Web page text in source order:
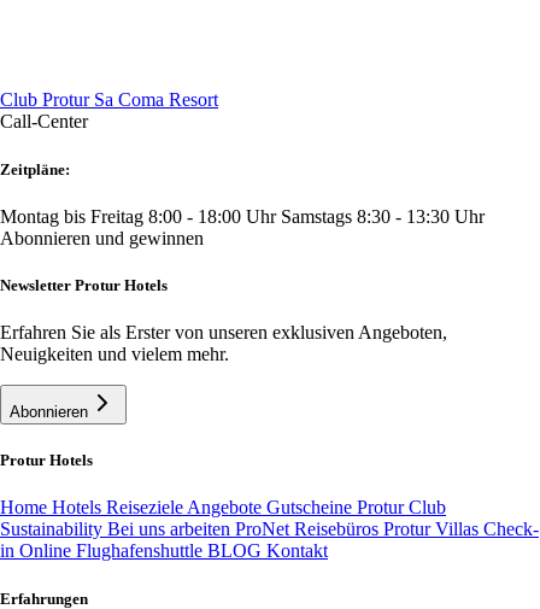
Club Protur Sa Coma Resort
Call-Center
Zeitpläne:
Montag bis Freitag 8:00 - 18:00 Uhr Samstags 8:30 - 13:30 Uhr
Abonnieren und gewinnen
Newsletter Protur Hotels
Erfahren Sie als Erster von unseren exklusiven Angeboten,
Neuigkeiten und vielem mehr.
Abonnieren
Protur Hotels
Home Hotels ReisezieleAngebote Gutscheine Protur Club
Sustainability Bei uns arbeiten ProNet Reisebüros Protur Villas Check-
in Online Flughafenshuttle BLOG Kontakt
Erfahrungen